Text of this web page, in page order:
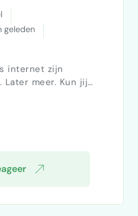
geleden
internet zijn
Later meer. Kun jij
ik ontvang